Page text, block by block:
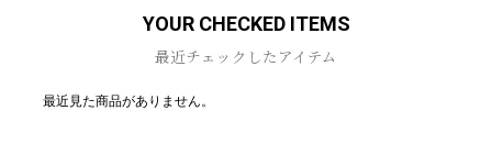
YOUR CHECKED ITEMS
最近チェックしたアイテム
最近見た商品がありません。